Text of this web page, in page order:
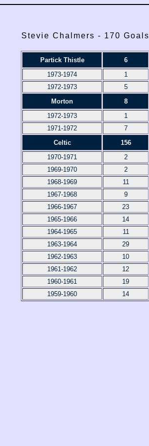
Stevie Chalmers - 170 Goals
Partick Thistle
6
1973-1974
1
1972-1973
5
Morton
8
1972-1973
1
1971-1972
7
Celtic
156
1970-1971
2
1969-1970
2
1968-1969
11
1967-1968
9
1966-1967
23
1965-1966
14
1964-1965
11
1963-1964
29
1962-1963
10
1961-1962
12
1960-1961
19
1959-1960
14